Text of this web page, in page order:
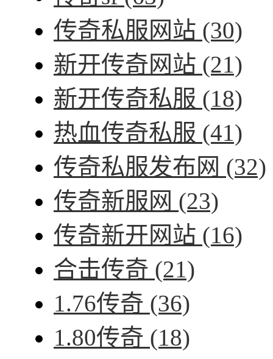
传奇私服网站 (30)
新开传奇网站 (21)
新开传奇私服 (18)
热血传奇私服 (41)
传奇私服发布网 (32)
传奇新服网 (23)
传奇新开网站 (16)
合击传奇 (21)
1.76传奇 (36)
1.80传奇 (18)